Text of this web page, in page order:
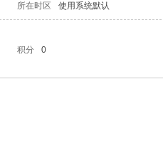
所在时区 使用系统默认
积分 0